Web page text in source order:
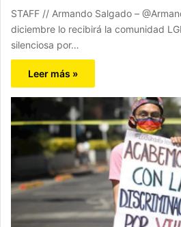
STAFF // Armando Salgado –
diciembre lo recibirá la comunidad
silenciosa por…
Leer más »